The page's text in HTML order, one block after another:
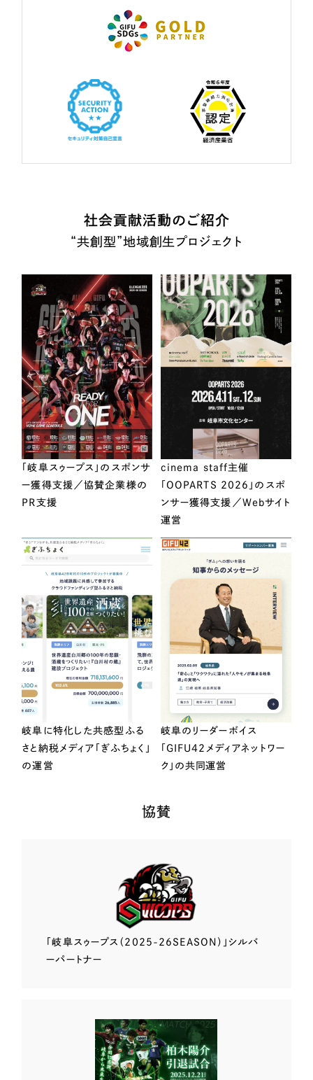
社会貢献活動のご紹介
“共創型”地域創生プロジェクト
「岐阜スゥープス」のスポンサ
ー獲得支援／協賛企業様の
PR支援
cinema staff主催
「OOPARTS 2026」のスポ
ンサー獲得支援／Webサイト
運営
岐阜に特化した共感型ふる
さと納税メディア「ぎふちょく」
の運営
岐阜のリーダーボイス
「GIFU42メディアネットワー
ク」の共同運営
協賛
「岐阜スゥープス （2025-26SEASON）」 シルバ
ーパートナー